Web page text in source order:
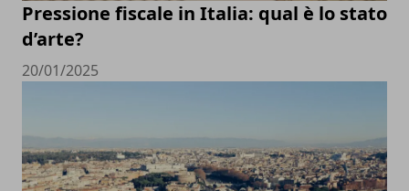
Pressione fiscale in Italia: qual è lo stato
d’arte?
20/01/2025